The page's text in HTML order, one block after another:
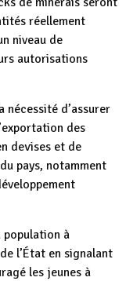
réellement
niveau de
autorisations
nécessité d’assurer
des
devises et de
pays, notamment
population à
l’État en signalant
les jeunes à